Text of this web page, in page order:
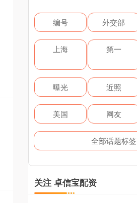
编号 外交部
上海 第一
曝光 近照
美国 网友
全部话题标签
关注 卓信宝配资